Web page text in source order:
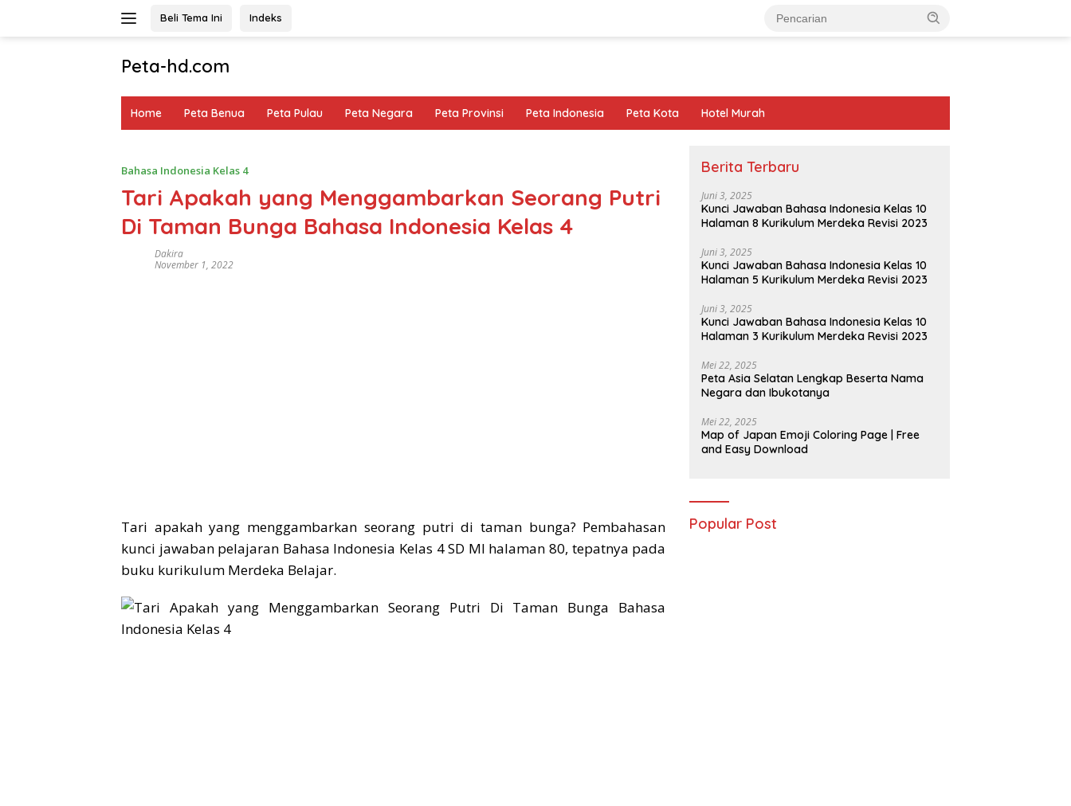
Beli Tema Ini Indeks
Peta-hd.com
Gambar
Home Peta Benua Peta Pulau Peta Negara Peta Provinsi Peta Indonesia Peta Kota Hotel Murah
Bahasa Indonesia Kelas 4
Tari Apakah yang Menggambarkan Seorang Putri
Di Taman Bunga Bahasa Indonesia Kelas 4
Dakira
November 1, 2022
Tari apakah yang menggambarkan seorang putri di taman bunga? Pembahasan
kunci jawaban pelajaran Bahasa Indonesia Kelas 4 SD MI halaman 80, tepatnya pada
buku kurikulum Merdeka Belajar.
Berita Terbaru
Juni 3, 2025
Kunci Jawaban Bahasa Indonesia Kelas 10
Halaman 8 Kurikulum Merdeka Revisi 2023
Juni 3, 2025
Kunci Jawaban Bahasa Indonesia Kelas 10
Halaman 5 Kurikulum Merdeka Revisi 2023
Juni 3, 2025
Kunci Jawaban Bahasa Indonesia Kelas 10
Halaman 3 Kurikulum Merdeka Revisi 2023
Mei 22, 2025
Peta Asia Selatan Lengkap Beserta Nama
Negara dan Ibukotanya
Mei 22, 2025
Map of Japan Emoji Coloring Page | Free
and Easy Download
Popular Post